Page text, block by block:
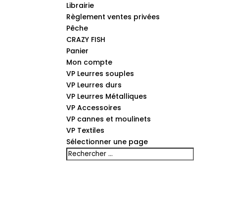
Librairie
Règlement ventes privées
Pêche
CRAZY FISH
Panier
Mon compte
VP Leurres souples
VP Leurres durs
VP Leurres Métalliques
VP Accessoires
VP cannes et moulinets
VP Textiles
Sélectionner une page